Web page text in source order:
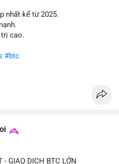
nhất kể từ 2025.
cao.
#btc
GIAO DỊCH BTC LỚN